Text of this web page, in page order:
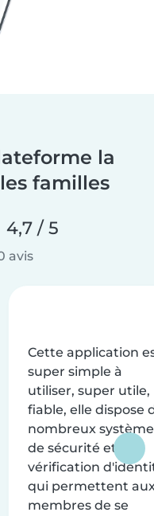
la
familles
4,7 / 5
avis
Cette application
super simple à
utiliser, super utile,
fiable, elle dispose
nombreux
de sécurité et de
vérification
qui permettent
membres de se